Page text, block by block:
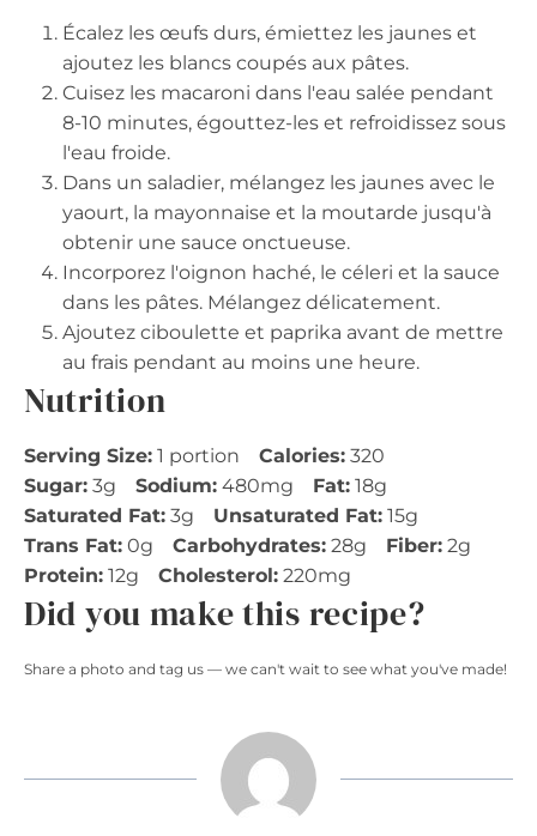
Écalez les œufs durs, émiettez les jaunes et
ajoutez les blancs coupés aux pâtes.
Cuisez les macaroni dans l'eau salée pendant
8-10 minutes, égouttez-les et refroidissez sous
l'eau froide.
Dans un saladier, mélangez les jaunes avec le
yaourt, la mayonnaise et la moutarde jusqu'à
obtenir une sauce onctueuse.
Incorporez l'oignon haché, le céleri et la sauce
dans les pâtes. Mélangez délicatement.
Ajoutez ciboulette et paprika avant de mettre
au frais pendant au moins une heure.
Nutrition
Serving Size: 1 portion Calories: 320
Sugar: 3g Sodium: 480mg Fat: 18g
Saturated Fat: 3g Unsaturated Fat: 15g
Trans Fat: 0g Carbohydrates: 28g Fiber: 2g
Protein: 12g Cholesterol: 220mg
Did you make this recipe?
Share a photo and tag us — we can't wait to see what you've made!